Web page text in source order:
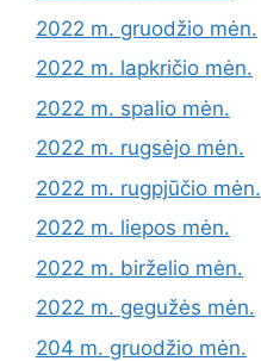
2022 m. gruodžio mėn.
2022 m. lapkričio mėn.
2022 m. spalio mėn.
2022 m. rugsėjo mėn.
2022 m. rugpjūčio mėn.
2022 m. liepos mėn.
2022 m. birželio mėn.
2022 m. gegužės mėn.
204 m. gruodžio mėn.